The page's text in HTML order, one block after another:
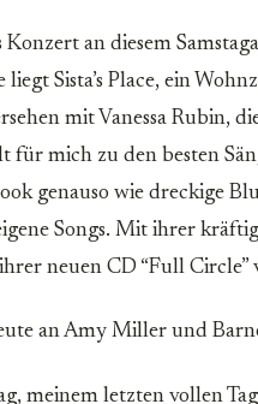
Konzert an diesem
liegt Sista’s Place, ein
mit Vanessa Rubin,
für mich zu den besten
genauso wie dreckige
Songs. Mit ihrer
neuen CD “Full
an Amy Miller und
meinem letzten vollen